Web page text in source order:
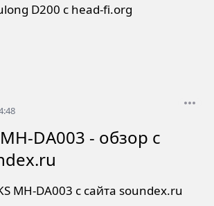
D200 с head-fi.org
DA003 - обзор с
MH-DA003 с сайта soundex.ru